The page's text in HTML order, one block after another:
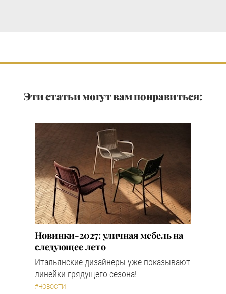
Эти статьи могут вам понравиться:
Новинки-2027: уличная мебель на
следующее лето
Итальянские дизайнеры уже показывают
линейки грядущего сезона!
#НОВОСТИ